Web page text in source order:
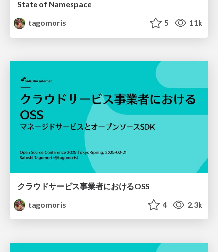
State of Namespace
tagomoris
5 11k
クラウドサービス事業者におけるOSS
tagomoris
4 2.3k